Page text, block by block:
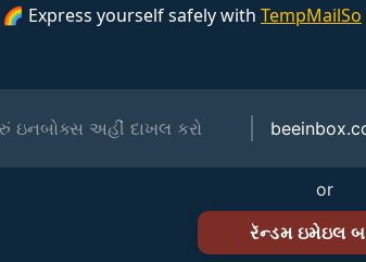
🌈 Express yourself safely with TempMailSo
or